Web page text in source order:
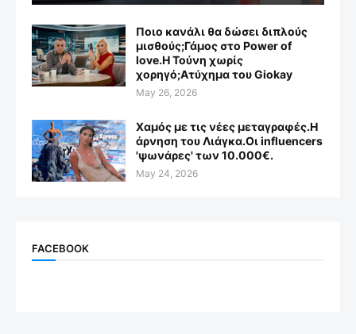
Ποιο κανάλι θα δώσει διπλούς
μισθούς;Γάμος στο Power of
love.Η Τούνη χωρίς
χορηγό;Aτύχημα του Giokay
May 26, 2026
Χαμός με τις νέες μεταγραφές.Η
άρνηση του Λιάγκα.Οι influencers
'ψωνάρες' των 10.000€.
May 24, 2026
FACEBOOK